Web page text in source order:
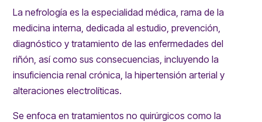
La nefrología es la especialidad médica, rama de la
medicina interna, dedicada al estudio, prevención,
diagnóstico y tratamiento de las enfermedades del
riñón, así como sus consecuencias, incluyendo la
insuficiencia renal crónica, la hipertensión arterial y
alteraciones electrolíticas.
Se enfoca en tratamientos no quirúrgicos como la